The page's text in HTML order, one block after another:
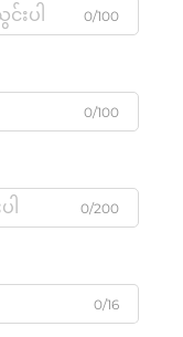
0/100
0/100
0/200
0/16